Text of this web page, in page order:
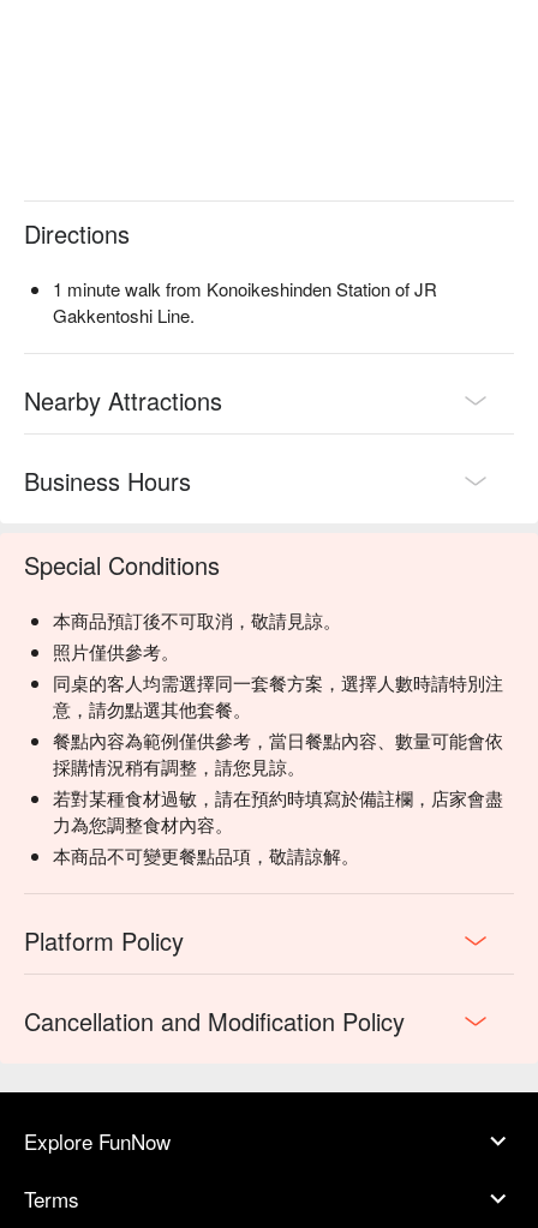
Directions
1 minute walk from Konoikeshinden Station of JR
Gakkentoshi Line.
Nearby Attractions
Business Hours
Special Conditions
本商品預訂後不可取消，敬請見諒。
照片僅供參考。
同桌的客人均需選擇同一套餐方案，選擇人數時請特別注
意，請勿點選其他套餐。
餐點內容為範例僅供參考，當日餐點內容、數量可能會依
採購情況稍有調整，請您見諒。
若對某種食材過敏，請在預約時填寫於備註欄，店家會盡
力為您調整食材內容。
本商品不可變更餐點品項，敬請諒解。
Platform Policy
Cancellation and Modification Policy
Explore FunNow
Terms